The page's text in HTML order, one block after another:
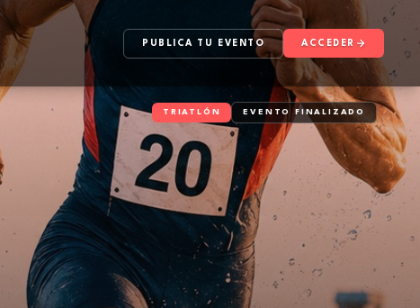
PUBLICA TU EVENTO ACCEDER
TRIATLÓN EVENTO FINALIZADO